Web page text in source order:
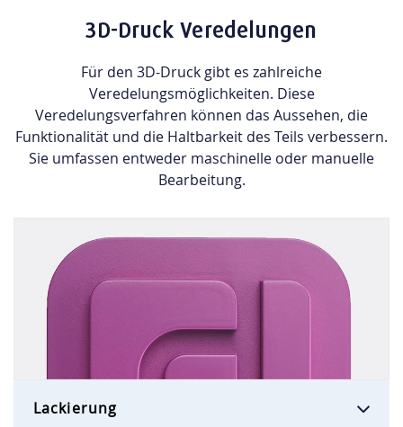
3D-Druck Veredelungen
Für den 3D-Druck gibt es zahlreiche
Veredelungsmöglichkeiten. Diese
Veredelungsverfahren können das Aussehen, die
Funktionalität und die Haltbarkeit des Teils verbessern.
Sie umfassen entweder maschinelle oder manuelle
Bearbeitung.
Lackierung